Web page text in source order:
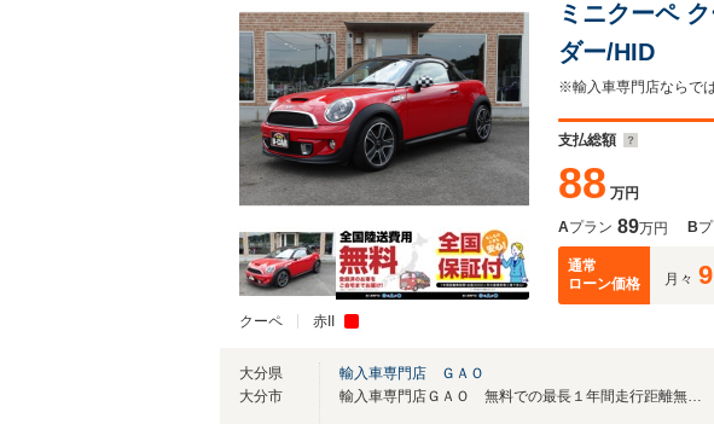
クーペ 赤II
ミニクーペ
ダー/HID
※輸入車専門店ならで
支払総額
88 万円
Aプラン 89万円 B
通常
ローン価格
月々
大分県
大分市
輸入車専門店 ＧＡＯ
輸入車専門店ＧＡＯ 無料での最長１年間走行距離無制限保証で安心